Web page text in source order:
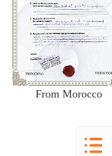
From Morocco